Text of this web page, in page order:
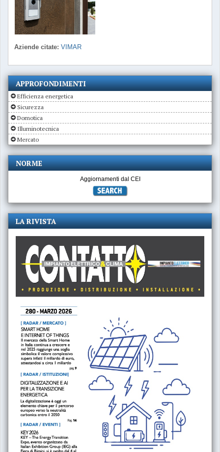
Aziende citate: VIMAR
APPROFONDIMENTI
Efficienza energetica
Sicurezza
Domotica
Illuminotecnica
Mercato
NORME
Aggiornamenti dal CEI
LA RIVISTA